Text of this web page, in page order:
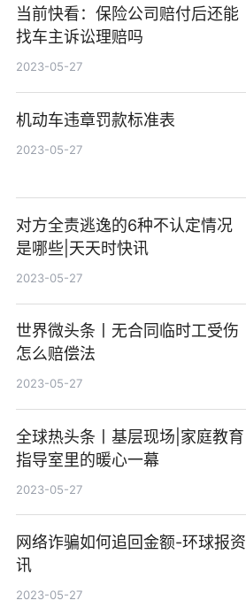
当前快看：保险公司赔付后还能
找车主诉讼理赔吗
2023-05-27
机动车违章罚款标准表
2023-05-27
对方全责逃逸的6种不认定情况
是哪些|天天时快讯
2023-05-27
世界微头条丨无合同临时工受伤
怎么赔偿法
2023-05-27
全球热头条丨基层现场|家庭教育
指导室里的暖心一幕
2023-05-27
网络诈骗如何追回金额-环球报资
讯
2023-05-27